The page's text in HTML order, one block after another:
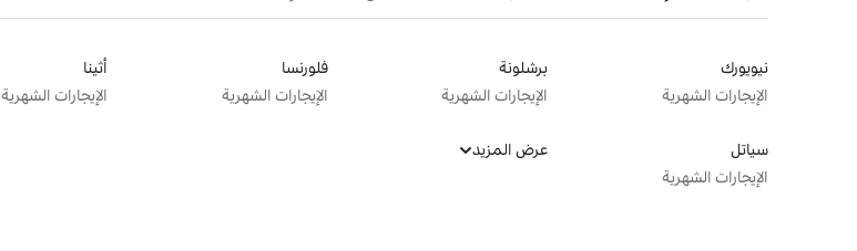
نيويورك
الإيجارات الشهرية
برشلونة
الإيجارات الشهرية
فلورنسا
الإيجارات الشهرية
أثينا
الإيجارات الشهرية
سياتل
الإيجارات الشهرية
عرض المزيد